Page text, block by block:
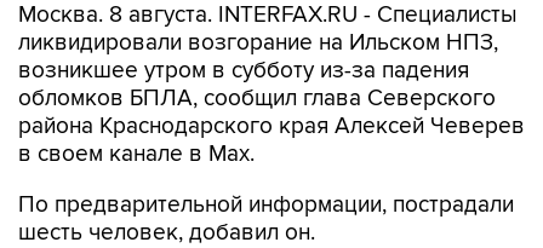
Москва. 8 августа. INTERFAX.RU - Специалисты
ликвидировали возгорание на Ильском НПЗ,
возникшее утром в субботу из-за падения
обломков БПЛА, сообщил глава Северского
района Краснодарского края Алексей Чеверев
в своем канале в Max.
По предварительной информации, пострадали
шесть человек, добавил он.